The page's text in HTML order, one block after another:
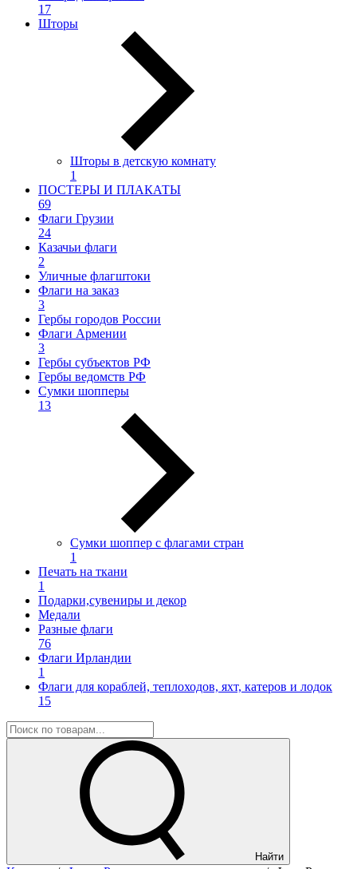
17
Шторы
Шторы в детскую комнату
1
ПОСТЕРЫ И ПЛАКАТЫ
69
Флаги Грузии
24
Казачьи флаги
2
Уличные флагштоки
Флаги на заказ
3
Гербы городов России
Флаги Армении
3
Гербы субъектов РФ
Гербы ведомств РФ
Сумки шопперы
13
Сумки шоппер с флагами стран
1
Печать на ткани
1
Подарки,сувениры и декор
Медали
Разные флаги
76
Флаги Ирландии
1
Флаги для кораблей, теплоходов, яхт, катеров и лодок
15
Найти